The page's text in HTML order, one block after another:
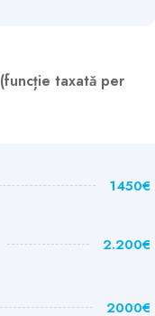
(funcție taxată per
1450€
2.200€
2000€